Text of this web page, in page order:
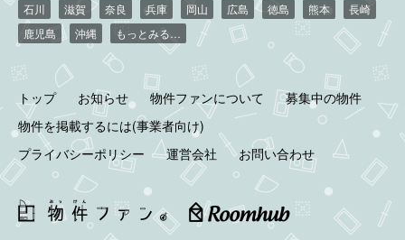
石川
滋賀 奈良 兵庫 岡山 広島 徳島 熊本
長崎
鹿児島
沖縄 もっとみる…
トップ お知らせ 物件ファンについて
募集中の物件
物件を掲載するには(事業者向け)
プライバシーポリシー
運営会社 お問い合わせ